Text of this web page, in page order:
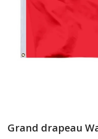
Grand drapeau